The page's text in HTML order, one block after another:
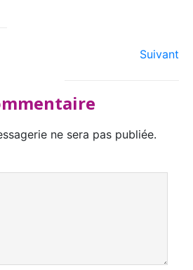
Suivant
ne sera pas publiée.